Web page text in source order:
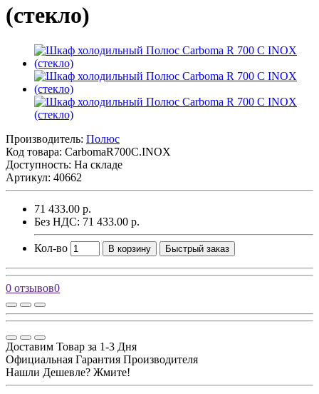
(стекло)
Производитель: Полюс
Код товара: CarbomaR700С.INOX
Доступность: На складе
Артикул: 40662
71 433.00 р.
Без НДС: 71 433.00 р.
Кол-во В корзину Быстрый заказ
0 отзывов0
Доставим Товар за 1-3 Дня
Официальная Гарантия Производителя
Нашли Дешевле? Жмите!